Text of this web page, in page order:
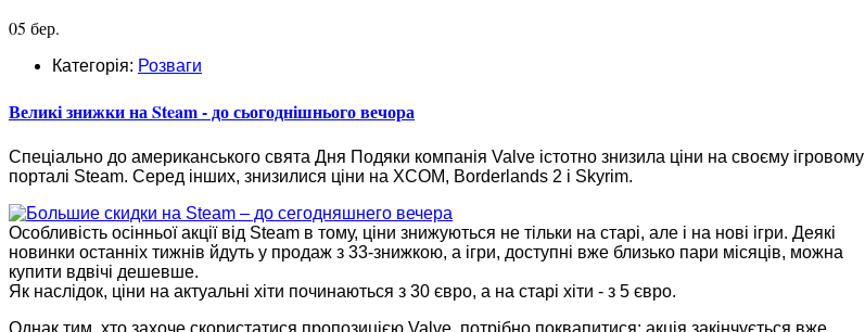
05 бер.
Категорія: Розваги
Великі знижки на Steam - до сьогоднішнього вечора
Спеціально до американського свята Дня Подяки компанія Valve істотно знизила ціни на своєму ігровому
порталі Steam. Серед інших, знизилися ціни на XCOM, Borderlands 2 і Skyrim.
Особливість осінньої акції від Steam в тому, ціни знижуються не тільки на старі, але і на нові ігри. Деякі
новинки останніх тижнів йдуть у продаж з 33-знижкою, а ігри, доступні вже близько пари місяців, можна
купити вдвічі дешевше.
Як наслідок, ціни на актуальні хіти починаються з 30 євро, а на старі хіти - з 5 євро.
Однак тим, хто захоче скористатися пропозицією Valve, потрібно поквапитися: акція закінчується вже